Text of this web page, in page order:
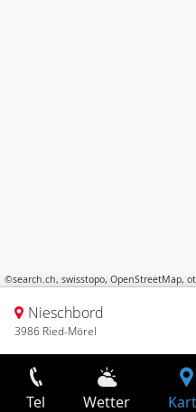
©search.ch, swisstopo, OpenStreetMap,
Nieschbord
3986 Ried-Mörel
Tel Wetter